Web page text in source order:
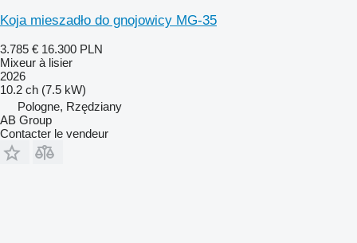
Koja mieszadło do gnojowicy MG-35
3.785 € 16.300 PLN
Mixeur à lisier
2026
10.2 ch (7.5 kW)
Pologne, Rzędziany
AB Group
Contacter le vendeur